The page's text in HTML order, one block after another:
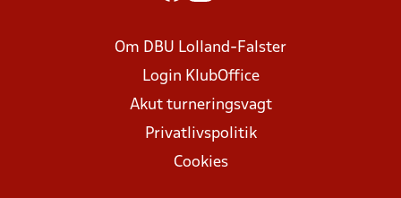
Om DBU Lolland-Falster
Login KlubOffice
Akut turneringsvagt
Privatlivspolitik
Cookies